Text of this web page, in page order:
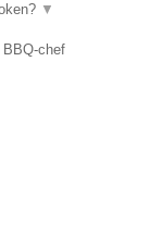
▼
BBQ-chef